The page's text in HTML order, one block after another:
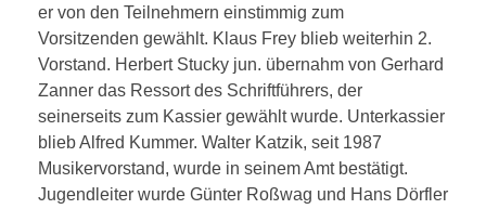
er von den Teilnehmern einstimmig zum
Vorsitzenden gewählt. Klaus Frey blieb weiterhin 2.
Vorstand. Herbert Stucky jun. übernahm von Gerhard
Zanner das Ressort des Schriftführers, der
seinerseits zum Kassier gewählt wurde. Unterkassier
blieb Alfred Kummer. Walter Katzik, seit 1987
Musikervorstand, wurde in seinem Amt bestätigt.
Jugendleiter wurde Günter Roßwag und Hans Dörfler